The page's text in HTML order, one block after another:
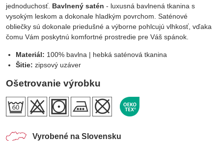
jednoduchosť. Bavlnený satén - luxusná bavlnená tkanina s
vysokým leskom a dokonale hladkým povrchom. Saténové
obliečky sú dokonale priedušné a výborne pohlcujú vlhkosť, vďaka
čomu Vám poskytnú komfortné prostredie pre Váš spánok.
Materiál: 100% bavlna | hebká saténová tkanina
Šitie: zipsový uzáver
Ošetrovanie výrobku
Vyrobené na Slovensku